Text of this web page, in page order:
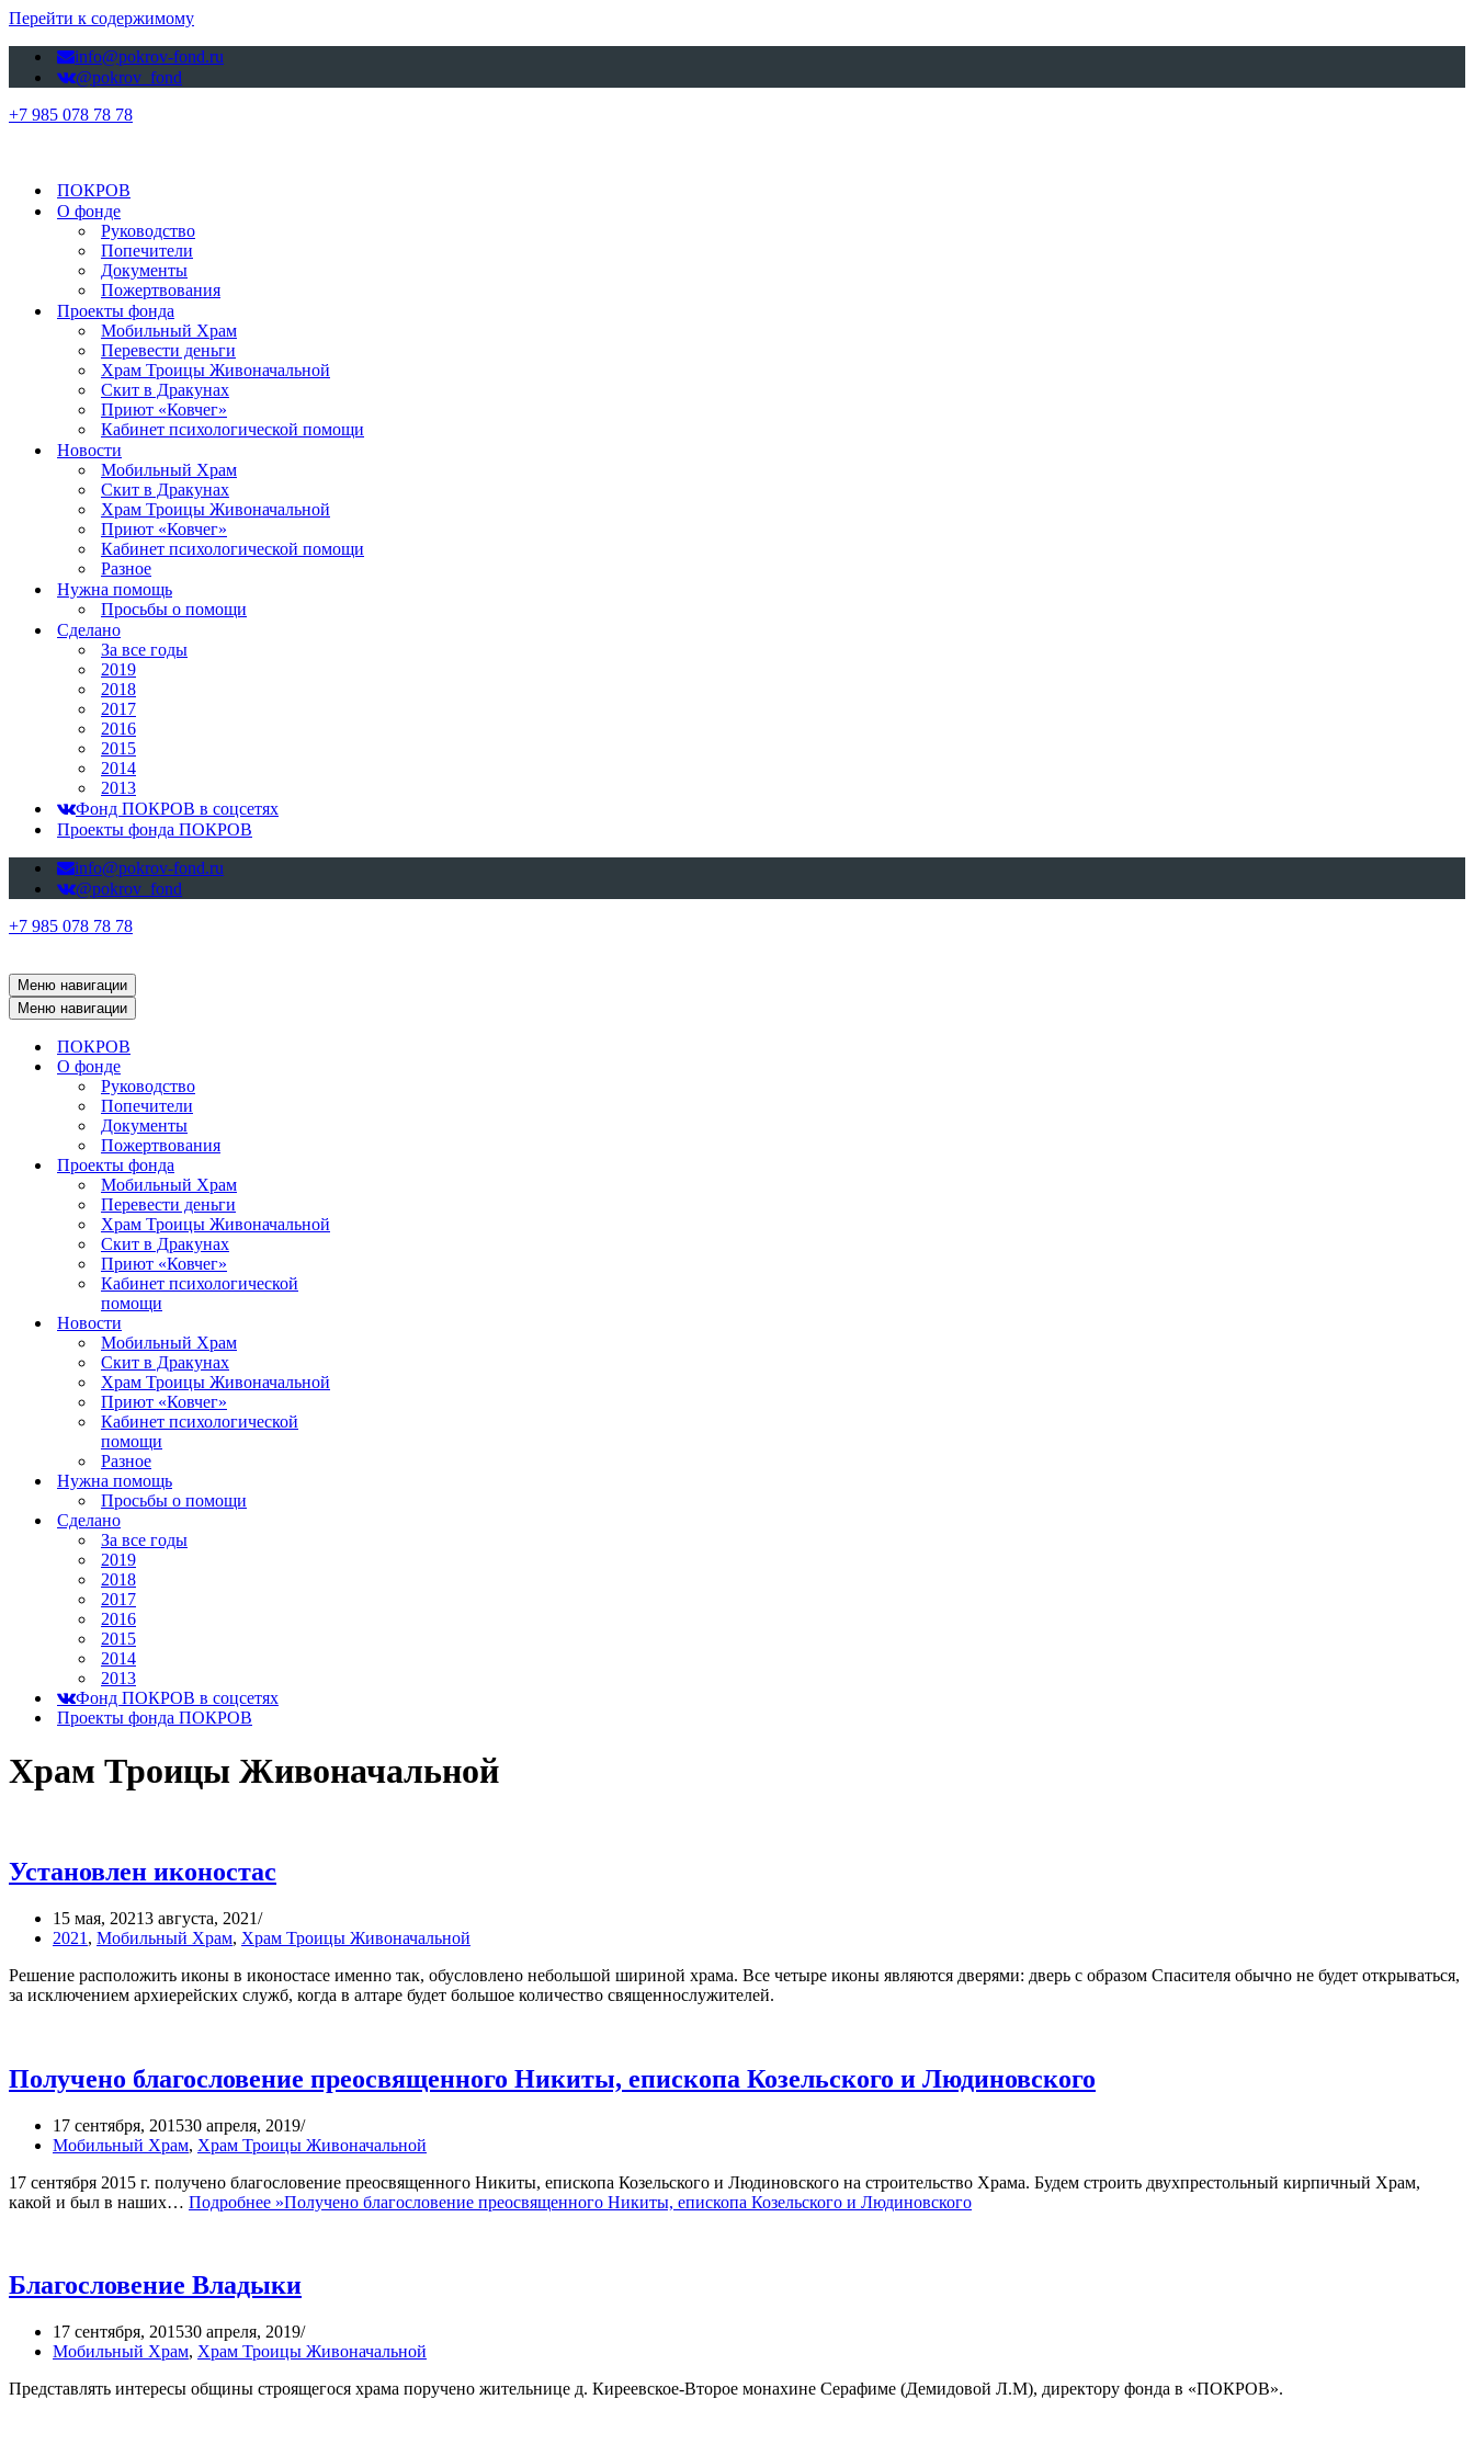
Перейти к содержимому
info@pokrov-fond.ru
@pokrov_fond
+7 985 078 78 78
ПОКРОВ
О фонде
Руководство
Попечители
Документы
Пожертвования
Проекты фонда
Мобильный Храм
Перевести деньги
Храм Троицы Живоначальной
Скит в Дракунах
Приют «Ковчег»
Кабинет психологической помощи
Новости
Мобильный Храм
Скит в Дракунах
Храм Троицы Живоначальной
Приют «Ковчег»
Кабинет психологической помощи
Разное
Нужна помощь
Просьбы о помощи
Сделано
За все годы
2019
2018
2017
2016
2015
2014
2013
Фонд ПОКРОВ в соцсетях
Проекты фонда ПОКРОВ
info@pokrov-fond.ru
@pokrov_fond
+7 985 078 78 78
Меню навигации
Меню навигации
ПОКРОВ
О фонде
Руководство
Попечители
Документы
Пожертвования
Проекты фонда
Мобильный Храм
Перевести деньги
Храм Троицы Живоначальной
Скит в Дракунах
Приют «Ковчег»
Кабинет психологической
помощи
Новости
Мобильный Храм
Скит в Дракунах
Храм Троицы Живоначальной
Приют «Ковчег»
Кабинет психологической
помощи
Разное
Нужна помощь
Просьбы о помощи
Сделано
За все годы
2019
2018
2017
2016
2015
2014
2013
Фонд ПОКРОВ в соцсетях
Проекты фонда ПОКРОВ
Храм Троицы Живоначальной
Установлен иконостас
15 мая, 20213 августа, 2021
2021 , Мобильный Храм, Храм Троицы Живоначальной
Решение расположить иконы в иконостасе именно так, обусловлено небольшой шириной храма. Все четыре иконы являются дверями: дверь с образом Спасителя обычно не будет открываться,
за исключением архиерейских служб, когда в алтаре будет большое количество священнослужителей.
Получено благословение преосвященного Никиты, епископа Козельского и Людиновского
17 сентября, 201530 апреля, 2019
Мобильный Храм, Храм Троицы Живоначальной
17 сентября 2015 г. получено благословение преосвященного Никиты, епископа Козельского и Людиновского на строительство Храма. Будем строить двухпрестольный кирпичный Храм,
какой и был в наших… Подробнее »Получено благословение преосвященного Никиты, епископа Козельского и Людиновского
Благословение Владыки
17 сентября, 201530 апреля, 2019
Мобильный Храм, Храм Троицы Живоначальной
Представлять интересы общины строящегося храма поручено жительнице д. Киреевское-Второе монахине Серафиме (Демидовой Л.М), директору фонда в «ПОКРОВ».